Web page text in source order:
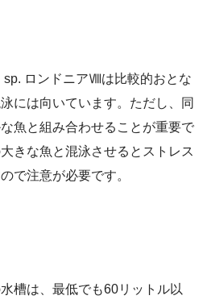
sp. ロンドニアⅧは比較的おとな
には向いています。ただし、同
魚と組み合わせることが重要で
きな魚と混泳させるとストレス
で注意が必要です。
槽は、最低でも60リットル以